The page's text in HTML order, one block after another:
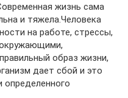
жизнь сама
и тяжела.Человека
на работе, стрессы,
образ жизни,
дает сбой и это
определенного